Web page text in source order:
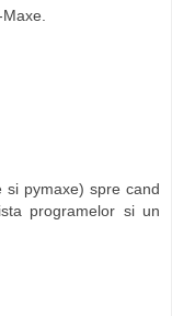
si pymaxe) spre cand
programelor si un